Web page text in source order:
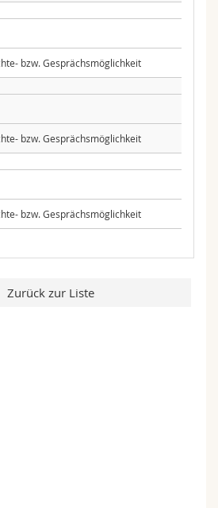
bzw. Gesprächsmöglichkeit
bzw. Gesprächsmöglichkeit
bzw. Gesprächsmöglichkeit
Zurück zur Liste